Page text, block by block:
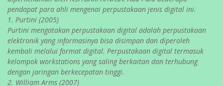
pendapat para ahli mengenai perpustakaan jenis digital ini.
1. Purtini (2005)
Purtini mengatakan perpustakaan digital adalah perpustakaan
elektronik yang informasinya bisa disimpan dan diperoleh
kembali melalui format digital. Perpustakaan digital termasuk
kelompok workstations yang saling berkaitan dan terhubung
dengan jaringan berkecepatan tinggi.
2. William Arms (2007)